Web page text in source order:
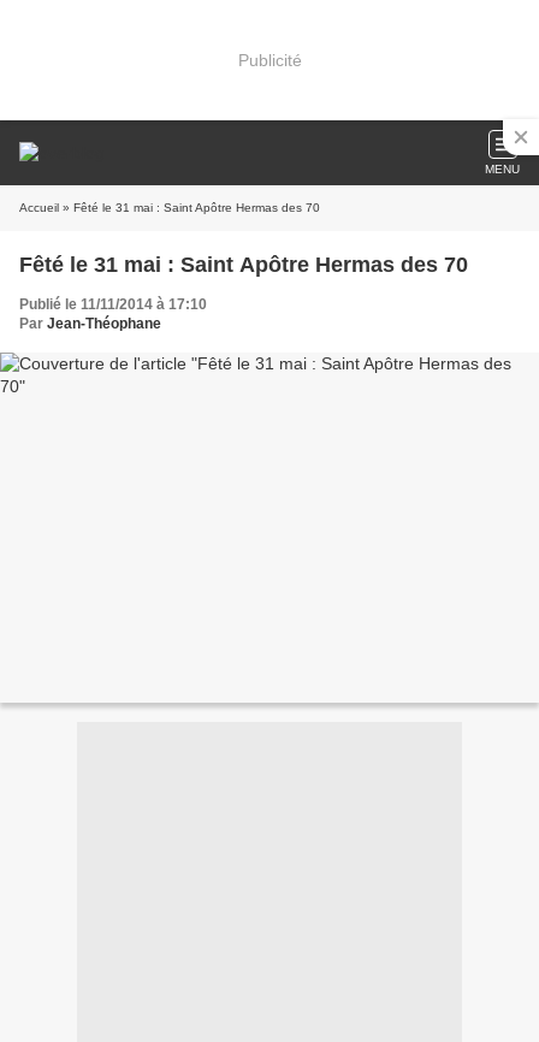
Publicité
MENU
Accueil » Fêté le 31 mai : Saint Apôtre Hermas des 70
Fêté le 31 mai : Saint Apôtre Hermas des 70
Publié le 11/11/2014 à 17:10
Par Jean-Théophane